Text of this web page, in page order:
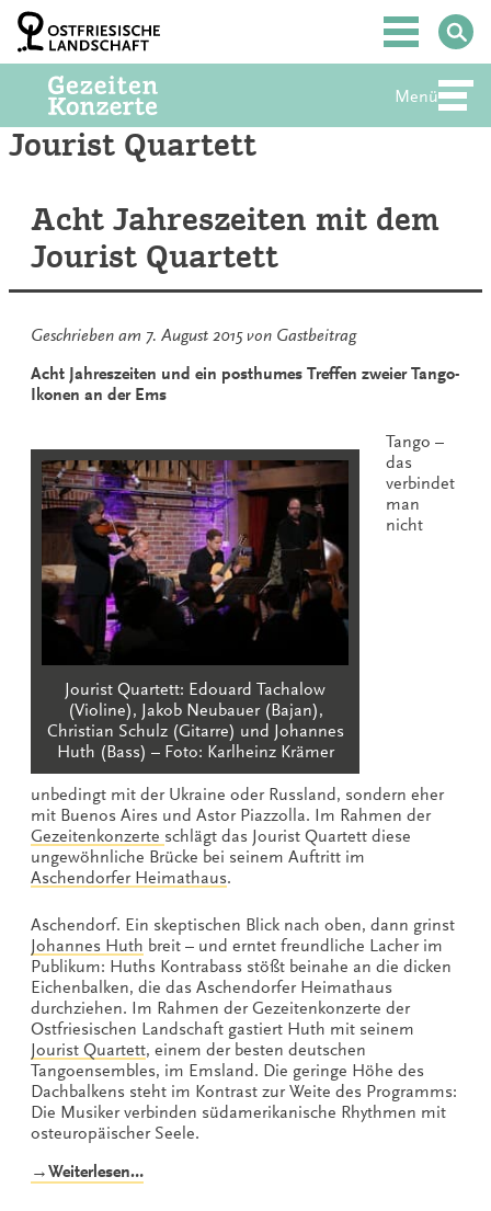
Zum
Inhalt
springen
Hauptmenü
Menü
Jourist Quartett
Acht Jahreszeiten mit dem
Jourist Quartett
Geschrieben am 7. August 2015von Gastbeitrag
Acht Jahreszeiten und ein posthumes Treffen zweier Tango-
Ikonen an der Ems
Jourist Quartett: Edouard Tachalow
(Violine), Jakob Neubauer (Bajan),
Christian Schulz (Gitarre) und Johannes
Huth (Bass) – Foto: Karlheinz Krämer
Tango –
das
verbindet
man
nicht
unbedingt mit der Ukraine oder Russland, sondern eher
mit Buenos Aires und Astor Piazzolla. Im Rahmen der
Gezeitenkonzerte schlägt das Jourist Quartett diese
ungewöhnliche Brücke bei seinem Auftritt im
Aschendorfer Heimathaus.
Aschendorf. Ein skeptischen Blick nach oben, dann grinst
Johannes Huth breit – und erntet freundliche Lacher im
Publikum: Huths Kontrabass stößt beinahe an die dicken
Eichenbalken, die das Aschendorfer Heimathaus
durchziehen. Im Rahmen der Gezeitenkonzerte der
Ostfriesischen Landschaft gastiert Huth mit seinem
Jourist Quartett, einem der besten deutschen
Tangoensembles, im Emsland. Die geringe Höhe des
Dachbalkens steht im Kontrast zur Weite des Programms:
Die Musiker verbinden südamerikanische Rhythmen mit
osteuropäischer Seele.
→Weiterlesen…„Acht